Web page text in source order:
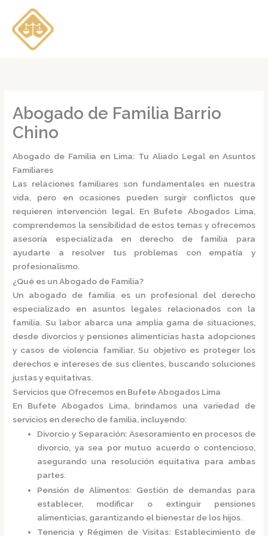
contenido
Abogado de Familia Barrio
Chino
Abogado de Familia en Lima: Tu Aliado Legal en Asuntos
Familiares
Las relaciones familiares son fundamentales en nuestra
vida, pero en ocasiones pueden surgir conflictos que
requieren intervención legal. En Bufete Abogados Lima,
comprendemos la sensibilidad de estos temas y ofrecemos
asesoría especializada en derecho de familia para
ayudarte a resolver tus problemas con empatía y
profesionalismo.
¿Qué es un Abogado de Familia?
Un abogado de familia es un profesional del derecho
especializado en asuntos legales relacionados con la
familia. Su labor abarca una amplia gama de situaciones,
desde divorcios y pensiones alimenticias hasta adopciones
y casos de violencia familiar. Su objetivo es proteger los
derechos e intereses de sus clientes, buscando soluciones
justas y equitativas.
Servicios que Ofrecemos en Bufete Abogados Lima
En Bufete Abogados Lima, brindamos una variedad de
servicios en derecho de familia, incluyendo:
Divorcio y Separación: Asesoramiento en procesos de
divorcio, ya sea por mutuo acuerdo o contencioso,
asegurando una resolución equitativa para ambas
partes.
Pensión de Alimentos: Gestión de demandas para
establecer, modificar o extinguir pensiones
alimenticias, garantizando el bienestar de los hijos.
Tenencia y Régimen de Visitas: Establecimiento de